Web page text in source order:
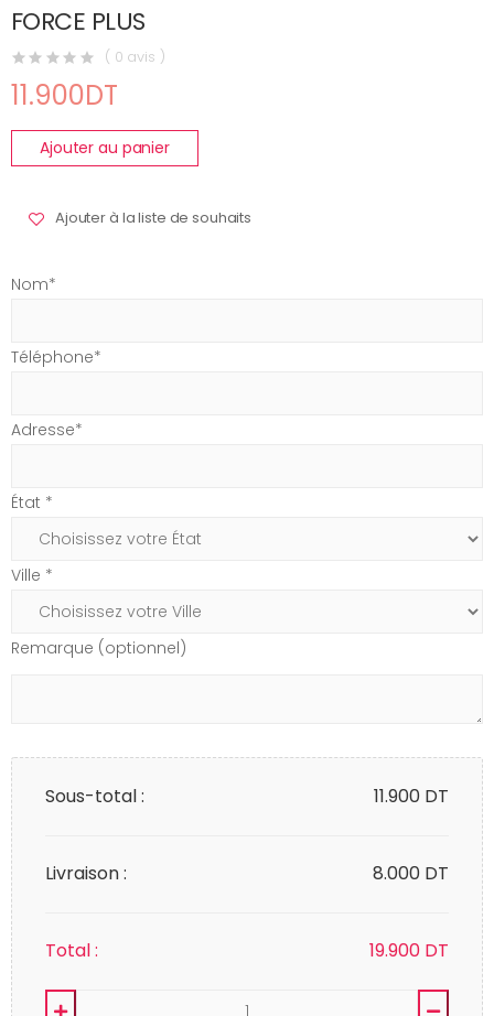
FORCE PLUS
( 0 avis )
11.900DT
Ajouter au panier
Ajouter à la liste de souhaits
Nom*
Téléphone*
Adresse*
État *
Ville *
Remarque (optionnel)
Sous-total : 11.900 DT
Livraison : 8.000 DT
Total : 19.900 DT